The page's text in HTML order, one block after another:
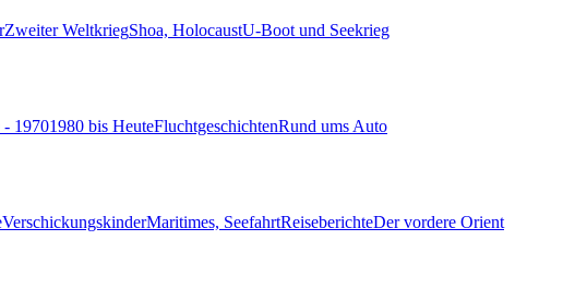
Zweiter WeltkriegShoa, HolocaustU-Boot und Seekrieg
- 19701980 bis HeuteFluchtgeschichtenRund ums Auto
VerschickungskinderMaritimes, SeefahrtReiseberichteDer vordere Orient